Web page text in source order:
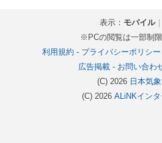
表示： モバイル｜
※PCの閲覧は一部制
利用規約 - プライバシーポリシー
広告掲載- お問い合わ
(C) 2026 日本気
(C) 2026 ALiNKインタ